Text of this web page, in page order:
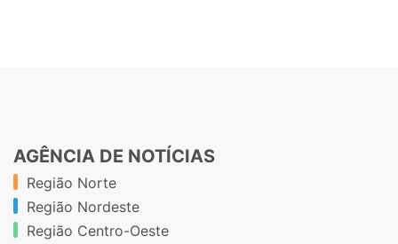
AGÊNCIA DE NOTÍCIAS
Região Norte
Região Nordeste
Região Centro-Oeste